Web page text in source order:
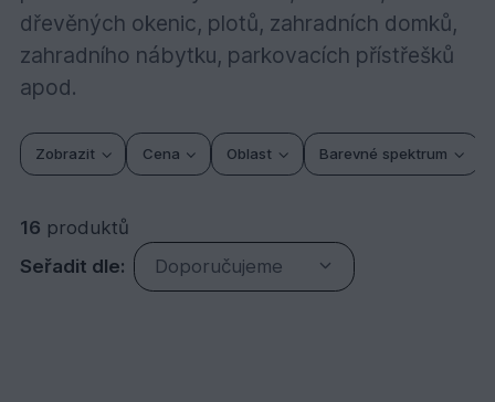
dřevěných okenic, plotů, zahradních domků,
zahradního nábytku, parkovacích přístřešků
apod.
Zobrazit Cena Oblast Barevné spektrum
16 produktů
Seřadit dle:
Doporučujeme